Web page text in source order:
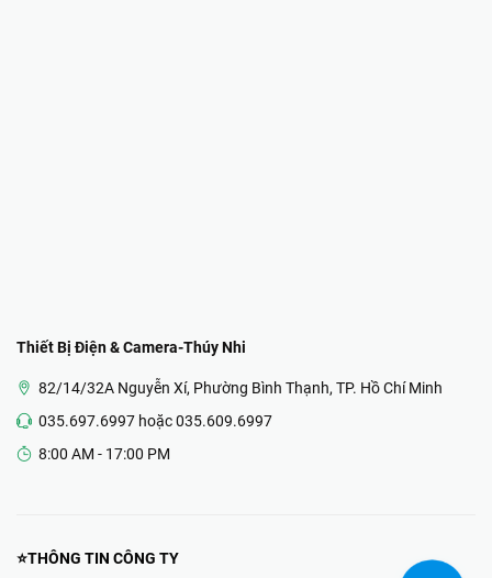
Thiết Bị Điện & Camera-Thúy Nhi
82/14/32A Nguyễn Xí, Phường Bình Thạnh, TP. Hồ Chí Minh
035.697.6997 hoặc 035.609.6997
8:00 AM - 17:00 PM
⭐THÔNG TIN CÔNG TY